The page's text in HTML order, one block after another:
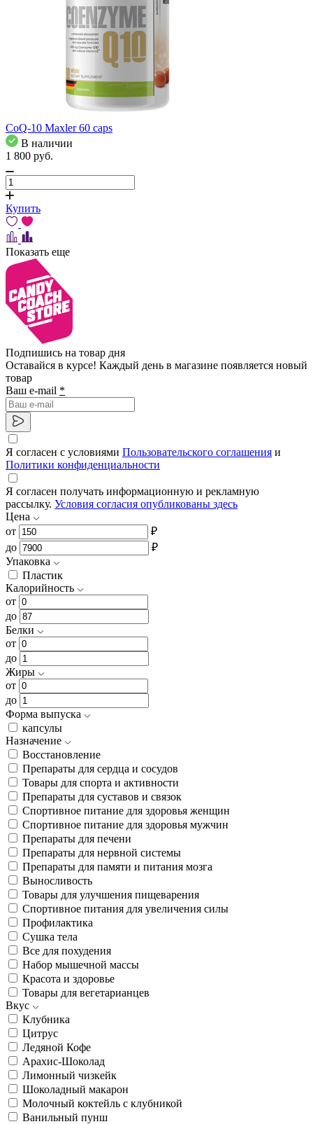
CoQ-10 Maxler 60 caps
В наличии
1 800 pуб.
Купить
Показать еще
Подпишись на товар дня
Оставайся в курсе! Каждый день в магазине появляется новый
товар
Ваш e-mail *
Я согласен с условиями Пользовательского соглашения и
Политики конфиденциальности
Я согласен получать информационную и рекламную
рассылку. Условия согласия опубликованы здесь
Цена
от
₽
до
₽
Упаковка
Пластик
Калорийность
от
до
Белки
от
до
Жиры
от
до
Форма выпуска
капсулы
Назначение
Восстановление
Препараты для сердца и сосудов
Товары для спорта и активности
Препараты для суставов и связок
Спортивное питание для здоровья женщин
Спортивное питание для здоровья мужчин
Препараты для печени
Препараты для нервной системы
Препараты для памяти и питания мозга
Выносливость
Товары для улучшения пищеварения
Спортивное питания для увеличения силы
Профилактика
Сушка тела
Все для похудения
Набор мышечной массы
Красота и здоровье
Товары для вегетарианцев
Вкус
Клубника
Цитрус
Ледяной Кофе
Арахис-Шоколад
Лимонный чизкейк
Шоколадный макарон
Молочный коктейль с клубникой
Ванильный пунш